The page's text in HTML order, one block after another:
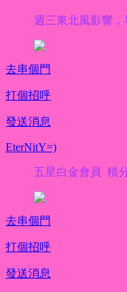
週三東北風影響
去串個門
打個招呼
發送消息
EterNitY=)
五星白金會員 積
去串個門
打個招呼
發送消息